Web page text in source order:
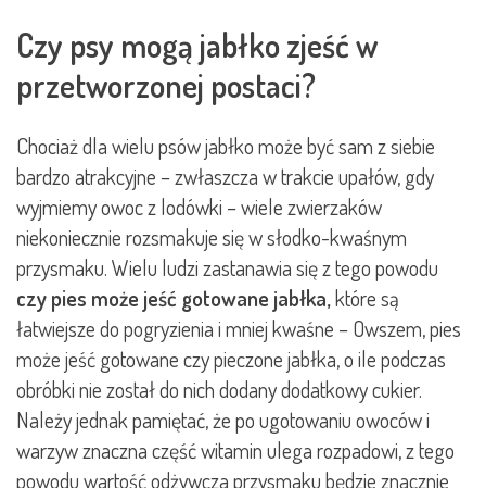
Czy psy mogą jabłko zjeść w
przetworzonej postaci?
Chociaż dla wielu psów jabłko może być sam z siebie
bardzo atrakcyjne – zwłaszcza w trakcie upałów, gdy
wyjmiemy owoc z lodówki – wiele zwierzaków
niekoniecznie rozsmakuje się w słodko-kwaśnym
przysmaku. Wielu ludzi zastanawia się z tego powodu
czy pies może jeść gotowane jabłka,które są
łatwiejsze do pogryzienia i mniej kwaśne – Owszem, pies
może jeść gotowane czy pieczone jabłka, o ile podczas
obróbki nie został do nich dodany dodatkowy cukier.
Należy jednak pamiętać, że po ugotowaniu owoców i
warzyw znaczna część witamin ulega rozpadowi, z tego
powodu wartość odżywcza przysmaku będzie znacznie